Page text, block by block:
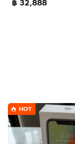
฿ 32,888
HOT